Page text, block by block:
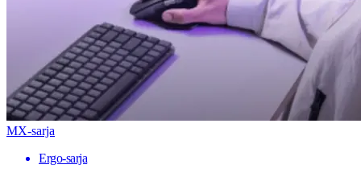
MX-sarja
Ergo-sarja